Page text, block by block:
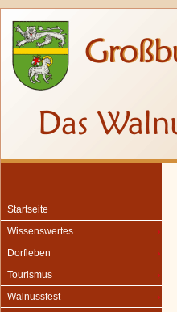
Startseite
Wissenswertes
Dorfleben
Tourismus
Walnussfest